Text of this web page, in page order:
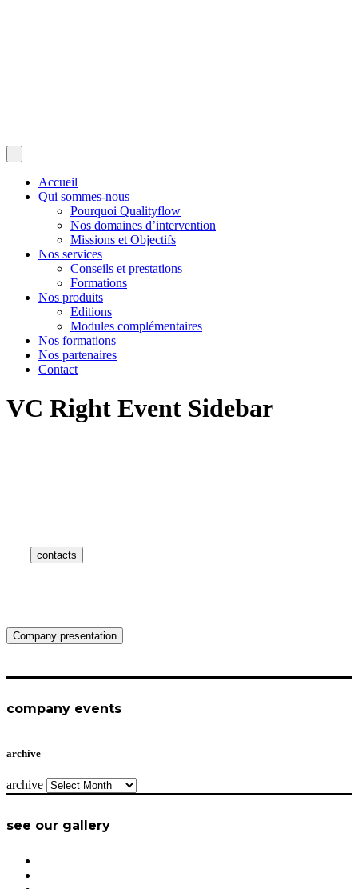
Accueil
Qui sommes-nous
Pourquoi Qualityflow
Nos domaines d’intervention
Missions et Objectifs
Nos services
Conseils et prestations
Formations
Nos produits
Editions
Modules complémentaires
Nos formations
Nos partenaires
Contact
VC Right Event Sidebar
contacts
Company presentation
company events
archive
archive
see our gallery